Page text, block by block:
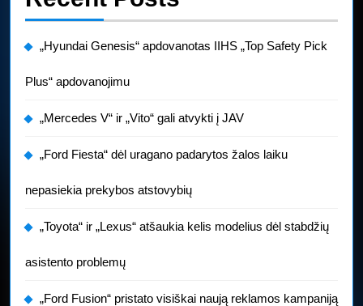
„Hyundai Genesis“ apdovanotas IIHS „Top Safety Pick
Plus“ apdovanojimu
„Mercedes V“ ir „Vito“ gali atvykti į JAV
„Ford Fiesta“ dėl uragano padarytos žalos laiku
nepasiekia prekybos atstovybių
„Toyota“ ir „Lexus“ atšaukia kelis modelius dėl stabdžių
asistento problemų
„Ford Fusion“ pristato visiškai naują reklamos kampaniją